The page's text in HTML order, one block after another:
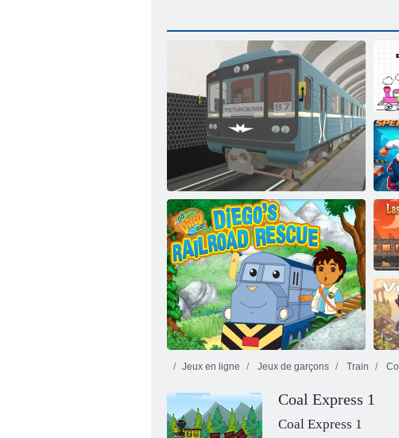
Metro Driver Moscou 3D
Jeux en ligne Jeux de garçons Train
Coal Express 1
Coal Express 1